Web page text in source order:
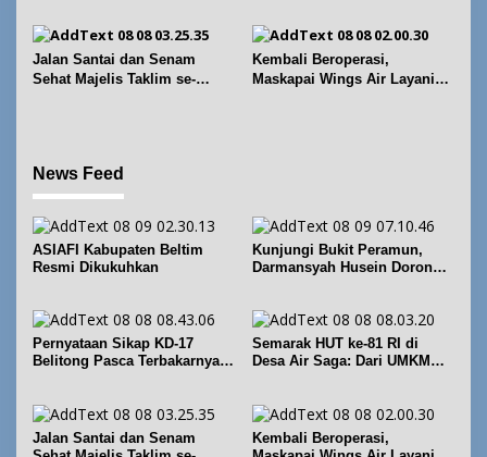
Jalan Santai dan Senam
Sehat Majelis Taklim se-
Kembali Beroperasi,
Maskapai Wings Air Layani
News Feed
ASIAFI Kabupaten Beltim
Resmi Dikukuhkan
Kunjungi Bukit Peramun,
Darmansyah Husein Dorong
Pernyataan Sikap KD-17
Belitong Pasca Terbakarnya
Semarak HUT ke-81 RI di
Desa Air Saga: Dari UMKM
Jalan Santai dan Senam
Kembali Beroperasi,